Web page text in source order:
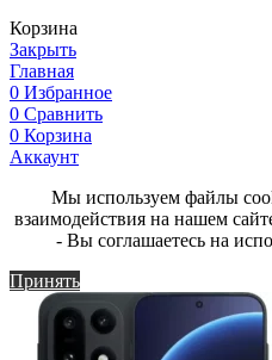
Корзина
Закрыть
Главная
0 Избранное
0 Сравнить
0 Корзина
Аккаунт
Мы используем файлы
взаимодействия на нашем
- Вы соглашаетесь на
Принять